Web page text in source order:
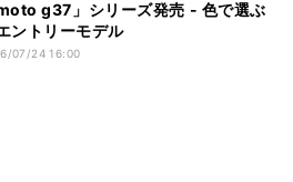
moto g37」シリーズ発売 - 色で選ぶ
ントリーモデル
07/24 16:00